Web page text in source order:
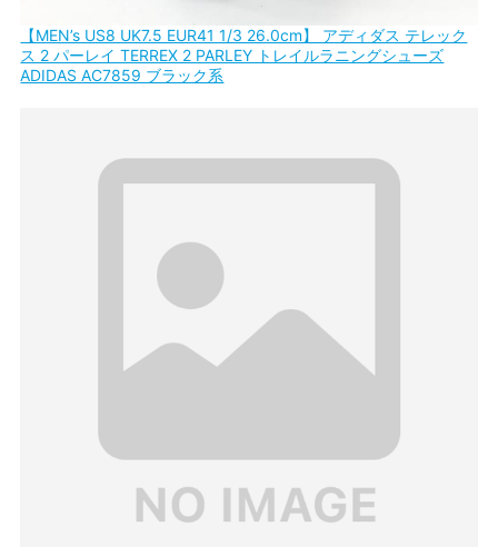
【MEN’s US8 UK7.5 EUR41 1/3 26.0cm】 アディダス テレック
ス 2 パーレイ TERREX 2 PARLEY トレイルラニングシューズ
ADIDAS AC7859 ブラック系